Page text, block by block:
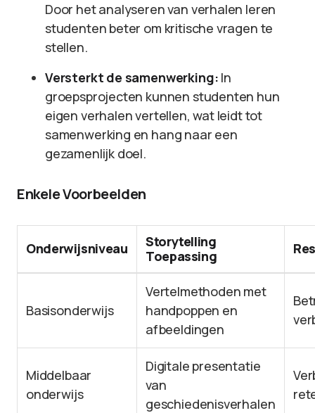
Door het analyseren van verhalen leren
studenten beter om kritische vragen te
stellen.
Versterkt de samenwerking: In
groepsprojecten kunnen studenten hun
eigen verhalen vertellen, wat leidt tot
samenwerking en hang naar een
gezamenlijk doel.
Enkele Voorbeelden
Onderwijsniveau
Storytelling
Toepassing
Basisonderwijs
Vertelmethoden met
handpoppen en
afbeeldingen
Middelbaar
onderwijs
Digitale presentatie
van
geschiedenisverhalen